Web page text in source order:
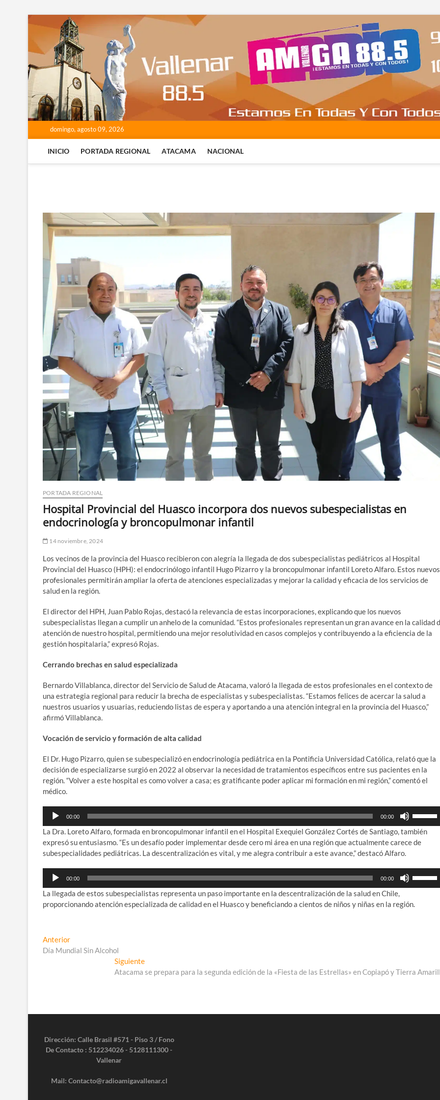
contenido
domingo, agosto 09, 2026
INICIO PORTADA REGIONAL ATACAMA NACIONAL
PORTADA REGIONAL
Hospital Provincial del Huasco incorpora dos nuevos subespecialistas en
endocrinología y broncopulmonar infantil
14 noviembre, 2024
Los vecinos de la provincia del Huasco recibieron con alegría la llegada de dos subespecialistas pediátricos al Hospital
Provincial del Huasco (HPH): el endocrinólogo infantil Hugo Pizarro y la broncopulmonar infantil Loreto Alfaro. Estos nuevos
profesionales permitirán ampliar la oferta de atenciones especializadas y mejorar la calidad y eficacia de los servicios de
salud en la región.
El director del HPH, Juan Pablo Rojas, destacó la relevancia de estas incorporaciones, explicando que los nuevos
subespecialistas llegan a cumplir un anhelo de la comunidad. “Estos profesionales representan un gran avance en la calidad
atención de nuestro hospital, permitiendo una mejor resolutividad en casos complejos y contribuyendo a la eficiencia de la
gestión hospitalaria,” expresó Rojas.
Cerrando brechas en salud especializada
Bernardo Villablanca, director del Servicio de Salud de Atacama, valoró la llegada de estos profesionales en el contexto de
una estrategia regional para reducir la brecha de especialistas y subespecialistas. “Estamos felices de acercar la salud a
nuestros usuarios y usuarias, reduciendo listas de espera y aportando a una atención integral en la provincia del Huasco,”
afirmó Villablanca.
Vocación de servicio y formación de alta calidad
El Dr. Hugo Pizarro, quien se subespecializó en endocrinología pediátrica en la Pontificia Universidad Católica, relató que la
decisión de especializarse surgió en 2022 al observar la necesidad de tratamientos específicos entre sus pacientes en la
región. “Volver a este hospital es como volver a casa; es gratificante poder aplicar mi formación en mi región,” comentó el
médico.
Reproductor
audio
00:00 00:00
teclas
de
para
La Dra. Loreto Alfaro, formada en broncopulmonar infantil en el Hospital Exequiel González Cortés de Santiago, también
expresó su entusiasmo. “Es un desafío poder implementar desde cero mi área en una región que actualmente carece de
subespecialidades pediátricas. La descentralización es vital, y me alegra contribuir a este avance,” destacó Alfaro.
Reproductor
audio
00:00 00:00
de
La llegada de estos subespecialistas representa un paso importante en la descentralización de la salud en Chile,
proporcionando atención especializada de calidad en el Huasco y beneficiando a cientos de niños y niñas en la región.
Navegación
de
AnteriorEntrada
anterior:
Día Mundial Sin Alcohol
SiguienteEntrada
siguiente:
Atacama se prepara para la segunda edición de la «Fiesta de las Estrellas» en Copiapó y Tierra
Dirección: Calle Brasil #571 - Piso 3 / Fono
De Contacto : 512234026 - 5128111300 -
Vallenar
Mail: Contacto@radioamigavallenar.cl